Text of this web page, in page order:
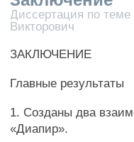
Диссертация по теме
Викторович
ЗАКЛЮЧЕНИЕ
Главные результаты
1. Созданы два
«Диапир».